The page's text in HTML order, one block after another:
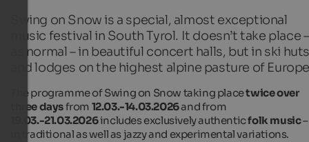
Swing on Snow is a special, almost exceptional
music festival in South Tyrol. It doesn’t take place –
as normal – in beautiful concert halls, but in ski
and lodges on the highest alpine pasture of
The programme of Swing on Snow taking placetwice over
three daysfrom 12.03.-14.03.2026and from
19.03.-21.03.2026includes exclusively authenticfolk music–
in traditional as well as jazzy and experimental variations.